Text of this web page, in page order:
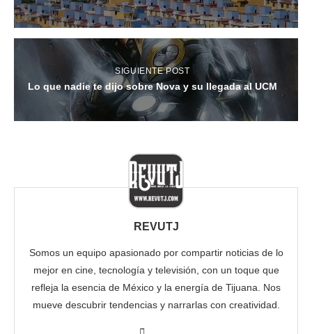
SIGUIENTE POST
Lo que nadie te dijo sobre Nova y su llegada al UCM
REVUTJ
Somos un equipo apasionado por compartir noticias de lo
mejor en cine, tecnología y televisión, con un toque que
refleja la esencia de México y la energía de Tijuana. Nos
mueve descubrir tendencias y narrarlas con creatividad.